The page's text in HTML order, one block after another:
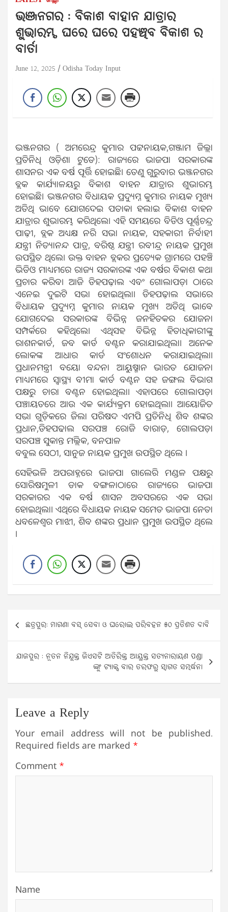
ଭଞ୍ଜନଗର : ବିକାଶ ବାହାନ ଯାତ୍ରାର
ଶୁଭାରମ୍ଭ, ଘରେ ଘରେ ପହଞ୍ଚିବ ବିକାଶ ର
ବାର୍ତା
June 12, 2025 Odisha Today Input
ଭଞ୍ଜନଗର ( ଅମରେନ୍ଦ୍ର କୁମାର ପଟ୍ଟନାୟକ,ଗଞ୍ଜାମ ଜିଲ୍ଲା
ପ୍ରତିନିଧି ଓଡ଼ିଶା ଟୁଡେ): ରାଜ୍ୟରେ ଭାଜପା ସରକାରଙ୍କ
ଶାସନର ଏକ ବର୍ଷ ପୂର୍ତ୍ତି ହୋଇଛି। ତେଣୁ ଗୁରୁବାର ଭଞ୍ଜନଗର
ବ୍ଲକ କାର୍ଯ୍ୟାଳୟରୁ ବିକାଶ ବାହନ ଯାତ୍ରାର ଶୁଭାରମ୍ଭ
ହୋଇଛି। ଭଞ୍ଜନଗର ବିଧାୟକ ପ୍ରଦ୍ୟୁମ୍ନ କୁମାର ନାୟକ ମୁଖ୍ୟ
ଅତିଥି ଭାବେ ଯୋଗଦେଇ ପତାକା ହଲାଇ ବିକାଶ ବାହନ
ଯାତ୍ରାର ଶୁଭାରମ୍ଭ କରିଥିଲେ। ଏହି ସମୟରେ ବିଡିଓ ପୂର୍ଣ୍ଣଚନ୍ଦ୍ର
ପାଢ଼ୀ, ବ୍ଲକ ଅଧ୍ୟକ୍ଷ ନରି ସଭା ନାୟକ, ସହକାରୀ ନିର୍ବାହୀ
ଯନ୍ତ୍ରୀ ନିତ୍ୟାନନ୍ଦ ପାତ୍ର, ବରିଷ୍ଠ ଯନ୍ତ୍ରୀ ରବୀନ୍ଦ୍ର ନାୟକ ପ୍ରମୁଖ
ଉପସ୍ଥିତ ଥିଲେ। ଉକ୍ତ ବାହନ ବ୍ଲକର ପ୍ରତ୍ୟେକ ଗ୍ରାମରେ ପହଞ୍ଚି
ଭିଡିଓ ମାଧ୍ୟମରେ ରାଜ୍ୟ ସରକାରଙ୍କ ଏକ ବର୍ଷର ବିକାଶ କଥା
ପ୍ରଚାର କରିବ। ଆଜି ଡିହପଢ଼ାଲ ଏବଂ ଗୋଲାପଡ଼ା ଠାରେ
ଏନେଇ ଦୁଇଟି ସଭା ହୋଇଥିଲା। ଡିହପଢ଼ାଲ ସଭାରେ
ବିଧାୟକ ପ୍ରଦ୍ୟୁମ୍ନ କୁମାର ନାୟକ ମୁଖ୍ୟ ଅତିଥି ଭାବେ
ଯୋଗଦେଇ ସରକାରଙ୍କ ବିଭିନ୍ନ ଜନହିତକର ଯୋଜନା
ସମ୍ପର୍କରେ କହିଥିଲେ। ଏଥିସହ ବିଭିନ୍ନ ହିତାଧିକାରୀଙ୍କୁ
ରାଶନକାର୍ଡ, ଜବ କାର୍ଡ ବଣ୍ଟନ କରାଯାଇଥିଲା। ଅନେକ
ଲୋକଙ୍କ ଆଧାର କାର୍ଡ ସଂଶୋଧନ କରାଯାଇଥିଲା।
ପ୍ରଧାନମନ୍ତ୍ରୀ ବୟୋ ବନ୍ଦନା ଆୟୁଷ୍ମାନ ଭାରତ ଯୋଜନା
ମାଧ୍ୟମରେ ସ୍ବାସ୍ଥ୍ୟ ବୀମା କାର୍ଡ ବଣ୍ଟନ ସହ ଜଙ୍ଗଲ ବିଭାଗ
ପକ୍ଷରୁ ଚାରା ବଣ୍ଟନ ହୋଇଥିଲା। ଏହାପରେ ଗୋଲାପଡ଼ା
ପଞ୍ଚାୟତରେ ଆଉ ଏକ କାର୍ଯ୍ୟକ୍ରମ ହୋଇଥିଲା। ଆୟୋଜିତ
ସଭା ଗୁଡ଼ିକରେ ଜିଲା ପରିଷଦ ଏମପି ପ୍ରତିନିଧି ଶିବ ଶଙ୍କର
ପ୍ରଧାନ,ଡିହପଢାଲ ସରପଞ୍ଚ ରୋଜି ବାରାଡ଼, ଗୋଲପଡ଼ା
ସରପଞ୍ଚ ସୁକାନ୍ତ ମଲ୍ଲିକ, ବନପାଳ
ବବୁଲ ସେଠୀ, ସାନୁଜ ନାୟକ ପ୍ରମୁଖ ଉପସ୍ଥିତ ଥିଲେ ।
ସେହିଭଳି ଅପରାହ୍ନରେ ଭାଜପା ଗାଲେରି ମଣ୍ଡଳ ପକ୍ଷରୁ
ସୋରିଷମୁଳୀ ଡାକ ବଙ୍ଗଳାଠାରେ ରାଜ୍ୟରେ ଭାଜପା
ସରକାରର ଏକ ବର୍ଷ ଶାସନ ଅବସରରେ ଏକ ସଭା
ହୋଇଥିଲା। ଏଥିରେ ବିଧାୟକ ନାୟକ ସମେତ ଭାଜପା ନେତା
ଧବଳେଶ୍ୱର ମାଝୀ, ଶିବ ଶଙ୍କର ପ୍ରଧାନ ପ୍ରମୁଖ ଉପସ୍ଥିତ ଥିଲେ
।
Post
navigation
ଛତ୍ରପୁର: ମାଗଣା ବସ୍ ସେବା ଓ ଘରୋଇ ପରିବହନ ୫୦ ପ୍ରତିଶତ ଦାବି
ଯାଜପୁର : ନୂତନ ନିଯୁକ୍ତ ଜିଏସଟି ଅତିରିକ୍ତ ଆୟୁକ୍ତ ସତ୍ୟନାରାୟଣ ପଣ୍ଡା
ଙ୍କୁ ଟ୍ୟାକ୍ସ ବାର ତରଫରୁ ସ୍ବାଗତ ସମ୍ବର୍ଦ୍ଧନା
Leave a Reply
Your email address will not be published.
Required fields are marked *
Comment *
Name